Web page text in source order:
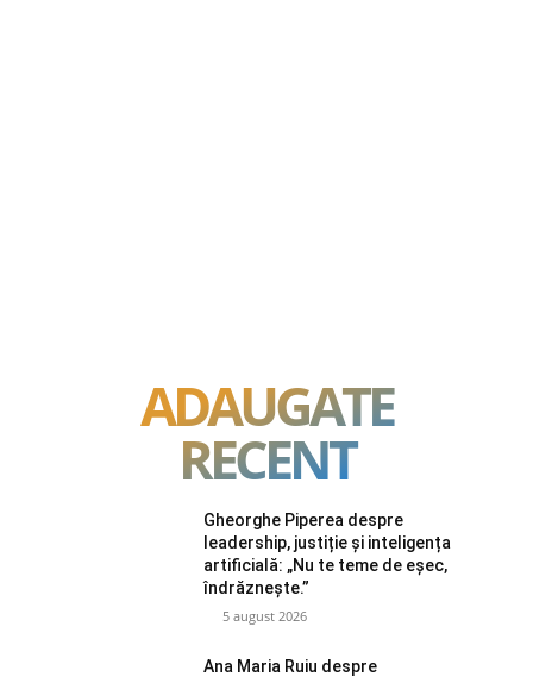
ADAUGATE
RECENT
Gheorghe Piperea despre
leadership, justiție și inteligența
artificială: „Nu te teme de eșec,
îndrăznește.”
5 august 2026
Ana Maria Ruiu despre